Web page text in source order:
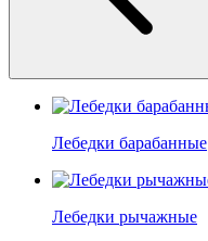
Лебедки барабанные
Лебедки рычажные